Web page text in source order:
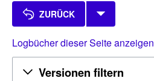
ZURÜCK
Logbücher dieser Seite anzeigen
Versionen filtern